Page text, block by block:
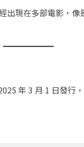
出現在多部電影，
年 3 月 1 日發行